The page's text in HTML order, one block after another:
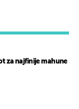
za najfinije mahune